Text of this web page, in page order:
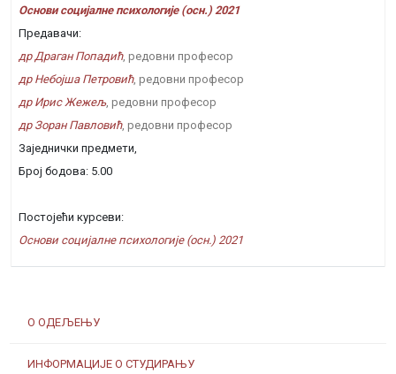
О ОДЕЉЕЊУ
ИНФОРМАЦИЈЕ О СТУДИРАЊУ
Основи социјалне психологије (осн.) 2021
Предавачи:
др Драган Попадић, редовни професор
др Небојша Петровић, редовни професор
др Ирис Жежељ, редовни професор
др Зоран Павловић, редовни професор
Заједнички предмети,
Број бодова: 5.00
Постојећи курсеви:
Основи социјалне психологије (осн.) 2021